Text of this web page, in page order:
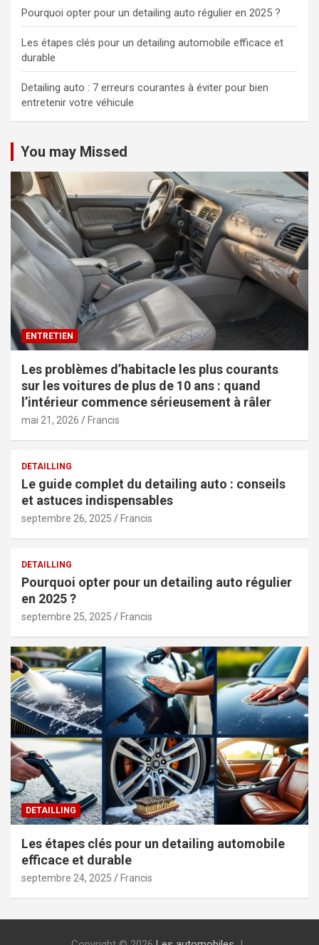
Pourquoi opter pour un detailing auto régulier en 2025 ?
Les étapes clés pour un detailing automobile efficace et
durable
Detailing auto : 7 erreurs courantes à éviter pour bien
entretenir votre véhicule
You may Missed
ENTRETIEN
Les problèmes d’habitacle les plus courants
sur les voitures de plus de 10 ans : quand
l’intérieur commence sérieusement à râler
mai 21, 2026 Francis
DETAILLING
Le guide complet du detailing auto : conseils
et astuces indispensables
septembre 26, 2025 Francis
DETAILLING
Pourquoi opter pour un detailing auto régulier
en 2025 ?
septembre 25, 2025 Francis
DETAILLING
Les étapes clés pour un detailing automobile
efficace et durable
septembre 24, 2025 Francis